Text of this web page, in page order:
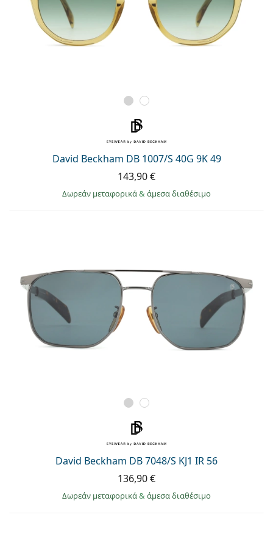
David Beckham DB 1007/S 40G 9K 49
143,90 €
Δωρεάν μεταφορικά& άμεσα διαθέσιμο
David Beckham DB 7048/S KJ1 IR 56
136,90 €
Δωρεάν μεταφορικά& άμεσα διαθέσιμο